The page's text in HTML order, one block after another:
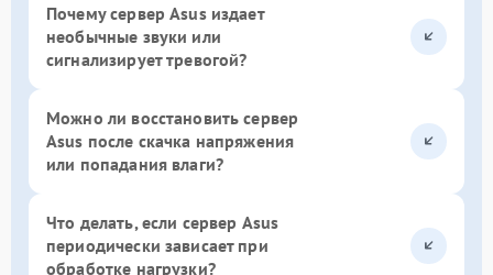
Почему сервер Asus издает
необычные звуки или
сигнализирует тревогой?
Можно ли восстановить сервер
Asus после скачка напряжения
или попадания влаги?
Что делать, если сервер Asus
периодически зависает при
обработке нагрузки?